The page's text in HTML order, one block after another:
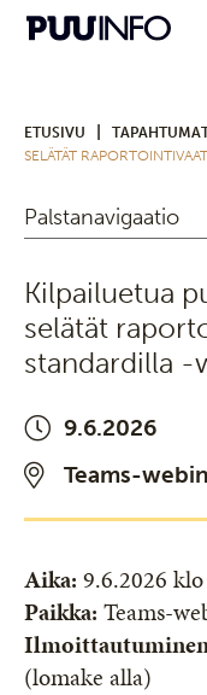
ETUSIVU
SELÄTÄT
Palstanavigaatio
Kilpailuetua
selätät
standardilla -
9.6.2026
Teams-
Aika: 9.6.2026
Paikka: Teams-
(lomake alla)